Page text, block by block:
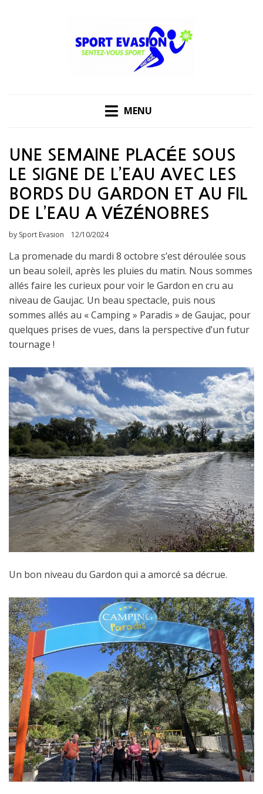
MENU
UNE SEMAINE PLACÉE SOUS
LE SIGNE DE L’EAU AVEC LES
BORDS DU GARDON ET AU FIL
DE L’EAU A VÉZÉNOBRES
by Sport Evasion
Posted
12/10/2024
La promenade du mardi 8 octobre s’est déroulée sous
un beau soleil, après les pluies du matin. Nous sommes
allés faire les curieux pour voir le Gardon en cru au
niveau de Gaujac. Un beau spectacle, puis nous
sommes allés au « Camping » Paradis » de Gaujac, pour
quelques prises de vues, dans la perspective d’un futur
tournage !
Un bon niveau du Gardon qui a amorcé sa décrue.